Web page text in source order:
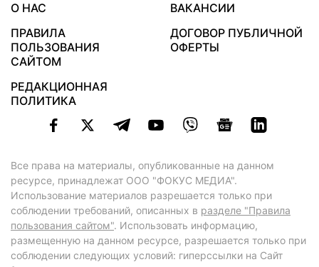
О НАС
ВАКАНСИИ
ПРАВИЛА
ПОЛЬЗОВАНИЯ
САЙТОМ
ДОГОВОР ПУБЛИЧНОЙ
ОФЕРТЫ
РЕДАКЦИОННАЯ
ПОЛИТИКА
Все права на материалы, опубликованные на данном
ресурсе, принадлежат ООО "ФОКУС МЕДИА".
Использование материалов разрешается только при
соблюдении требований, описанных в разделе "Правила
пользования сайтом". Использовать информацию,
размещенную на данном ресурсе, разрешается только при
соблюдении следующих условий: гиперссылки на Сайт